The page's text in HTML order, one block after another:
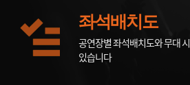
좌석배치도
공연장별 좌석배치도와 무대
있습니다